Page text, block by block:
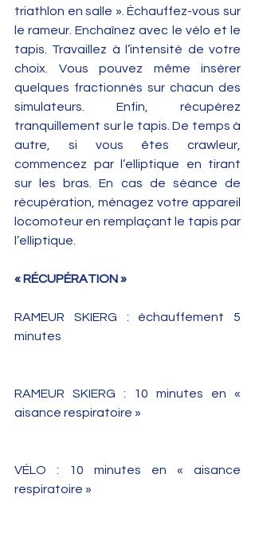
triathlon en salle ­». Échauffez-vous sur
le rameur. Enchaînez avec le vélo et le
tapis. Travaillez à l’intensité de votre
choix. Vous pouvez même insérer
quelques fractionnés sur chacun des
simulateurs. Enfin, récupérez
tranquillement sur le tapis. De temps à
autre, si vous êtes crawleur,
commencez par l’elliptique en tirant
sur les bras. En cas de séance de
récupération, ménagez votre appareil
locomoteur en remplaçant le tapis par
l’elliptique.
« RÉCUPÉRATION »
RAMEUR SKIERG : échauffement 5
minutes
RAMEUR SKIERG : 10 minutes en «
aisance respiratoire »
VÉLO : 10 minutes en « aisance
respiratoire »